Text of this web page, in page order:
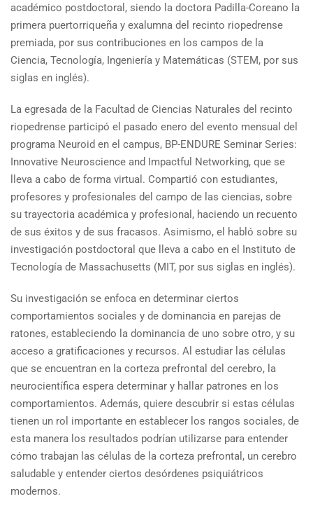
académico postdoctoral, siendo la doctora Padilla-Coreano la
primera puertorriqueña y exalumna del recinto riopedrense
premiada, por sus contribuciones en los campos de la
Ciencia, Tecnología, Ingeniería y Matemáticas (STEM, por sus
siglas en inglés).
La egresada de la Facultad de Ciencias Naturales del recinto
riopedrense participó el pasado enero del evento mensual del
programa Neuroid en el campus, BP-ENDURE Seminar Series:
Innovative Neuroscience and Impactful Networking, que se
lleva a cabo de forma virtual. Compartió con estudiantes,
profesores y profesionales del campo de las ciencias, sobre
su trayectoria académica y profesional, haciendo un recuento
de sus éxitos y de sus fracasos. Asimismo, el habló sobre su
investigación postdoctoral que lleva a cabo en el Instituto de
Tecnología de Massachusetts (MIT, por sus siglas en inglés).
Su investigación se enfoca en determinar ciertos
comportamientos sociales y de dominancia en parejas de
ratones, estableciendo la dominancia de uno sobre otro, y su
acceso a gratificaciones y recursos. Al estudiar las células
que se encuentran en la corteza prefrontal del cerebro, la
neurocientífica espera determinar y hallar patrones en los
comportamientos. Además, quiere descubrir si estas células
tienen un rol importante en establecer los rangos sociales, de
esta manera los resultados podrían utilizarse para entender
cómo trabajan las células de la corteza prefrontal, un cerebro
saludable y entender ciertos desórdenes psiquiátricos
modernos.